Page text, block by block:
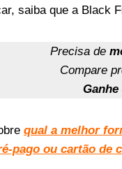
saiba que a Black
Precisa de
Compare
qual a melhor
pago ou cartão de